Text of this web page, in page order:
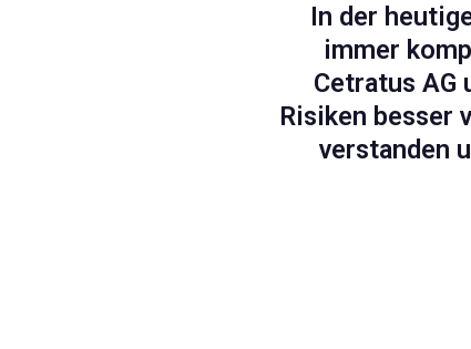
In der
immer
Cetratus AG
Risiken besser
verstanden